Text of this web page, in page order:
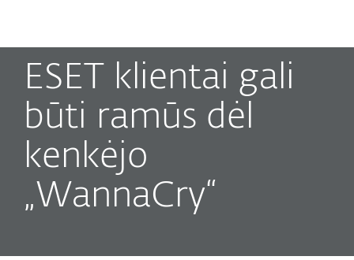
ESET klientai gali
būti ramūs dėl
kenkėjo
„WannaCry“